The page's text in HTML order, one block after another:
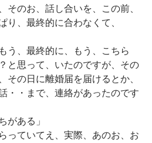
そのお、話し合いを、この前、
り、最終的に合わなくて、
う、最終的に、もう、こちら
と思って、いたのですが、その
その日に離婚届を届けるとか、
・・まで、連絡があったのです
がある」
っていてえ、実際、あのお、お